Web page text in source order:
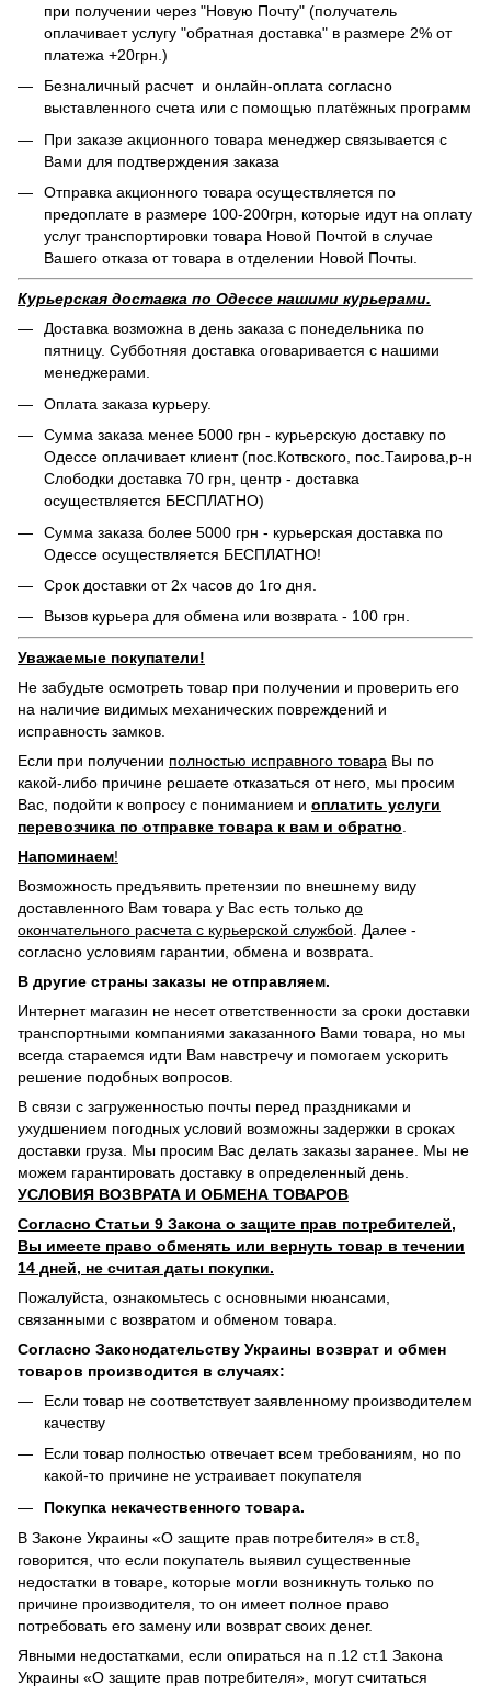
при получении через "Новую Почту" (получатель
оплачивает услугу "обратная доставка" в размере 2% от
платежа +20грн.)
Безналичный расчет и онлайн-оплата согласно
выставленного счета или с помощью платёжных программ
При заказе акционного товара менеджер связывается с
Вами для подтверждения заказа
Отправка акционного товара осуществляется по
предоплате в размере 100-200грн, которые идут на оплату
услуг транспортировки товара Новой Почтой в случае
Вашего отказа от товара в отделении Новой Почты.
Курьерская доставка по Одессе нашими курьерами.
Доставка возможна в день заказа с понедельника по
пятницу. Субботняя доставка оговаривается с нашими
менеджерами.
Оплата заказа курьеру.
Сумма заказа менее 5000 грн - курьерскую доставку по
Одессе оплачивает клиент (пос.Котвского, пос.Таирова,р-н
Слободки доставка 70 грн, центр - доставка
осуществляется БЕСПЛАТНО)
Сумма заказа более 5000 грн - курьерская доставка по
Одессе осуществляется БЕСПЛАТНО!
Срок доставки от 2х часов до 1го дня.
Вызов курьера для обмена или возврата - 100 грн.
Уважаемые покупатели!
Не забудьте осмотреть товар при получении и проверить его
на наличие видимых механических повреждений и
исправность замков.
Если при получении полностью исправного товара Вы по
какой-либо причине решаете отказаться от него, мы просим
Вас, подойти к вопросу с пониманием и оплатить услуги
перевозчика по отправке товара к вам и обратно
Напоминаем!
Возможность предъявить претензии по внешнему виду
доставленного Вам товара у Вас есть только до
окончательного расчета с курьерской службой . Далее -
согласно условиям гарантии, обмена и возврата.
В другие страны заказы не отправляем.
Интернет магазин не несет ответственности за сроки доставки
транспортными компаниями заказанного Вами товара, но мы
всегда стараемся идти Вам навстречу и помогаем ускорить
решение подобных вопросов.
В связи с загруженностью почты перед праздниками и
ухудшением погодных условий возможны задержки в сроках
доставки груза. Мы просим Вас делать заказы заранее. Мы не
можем гарантировать доставку в определенный день.
УСЛОВИЯ ВОЗВРАТА И ОБМЕНА ТОВАРОВ
Согласно Статьи 9 Закона о защите прав потребителей,
Вы имеете право обменять или вернуть товар в течении
14 дней, не считая даты покупки.
Пожалуйста, ознакомьтесь с основными нюансами,
связанными с возвратом и обменом товара.
Согласно Законодательству Украины возврат и обмен
товаров производится в случаях:
Если товар не соответствует заявленному производителем
качеству
Если товар полностью отвечает всем требованиям, но по
какой-то причине не устраивает покупателя
Покупка некачественного товара.
В Законе Украины «О защите прав потребителя» в ст.8,
говорится, что если покупатель выявил существенные
недостатки в товаре, которые могли возникнуть только по
причине производителя, то он имеет полное право
потребовать его замену или возврат своих денег.
Явными недостатками, если опираться на п.12 ст.1 Закона
Украины «О защите прав потребителя», могут считаться